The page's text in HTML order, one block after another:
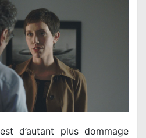
d’autant plus dommage